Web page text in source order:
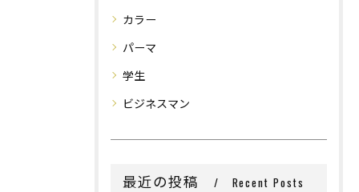
カラー
パーマ
学生
ビジネスマン
最近の投稿 Recent Posts